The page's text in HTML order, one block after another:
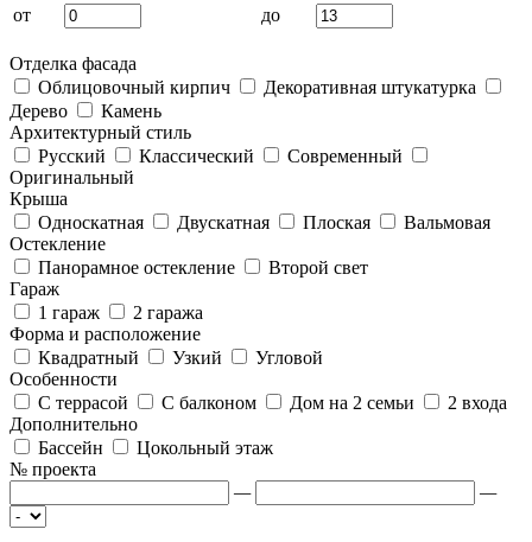
от
до
Отделка фасада
Облицовочный кирпич
Декоративная штукатурка
Дерево
Камень
Архитектурный стиль
Русский
Классический
Современный
Оригинальный
Крыша
Односкатная
Двускатная Плоская
Вальмовая
Остекление
Панорамное остекление
Второй свет
Гараж
1 гараж
2 гаража
Форма и расположение
Квадратный
Узкий
Угловой
Особенности
С террасой
С балконом Дом на 2 семьи
2 входа
Дополнительно
Бассейн
Цокольный этаж
№ проекта
—
—